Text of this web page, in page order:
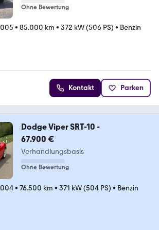
Ohne Bewertung
• 85.000 km • 372 kW (506 PS) • Benzin
Kontakt Parken
Dodge Viper SRT-10 -
67.900 €
Verhandlungsbasis
Ohne Bewertung
• 76.500 km • 371 kW (504 PS) • Benzin